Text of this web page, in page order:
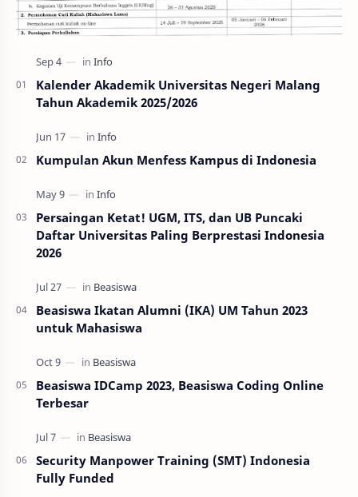
Kalender Akademik Universitas Negeri Malang
Tahun Akademik 2025/2026
Kumpulan Akun Menfess Kampus di Indonesia
Persaingan Ketat! UGM, ITS, dan UB Puncaki
Daftar Universitas Paling Berprestasi Indonesia
2026
Beasiswa Ikatan Alumni (IKA) UM Tahun 2023
untuk Mahasiswa
Beasiswa IDCamp 2023, Beasiswa Coding Online
Terbesar
Security Manpower Training (SMT) Indonesia
Fully Funded